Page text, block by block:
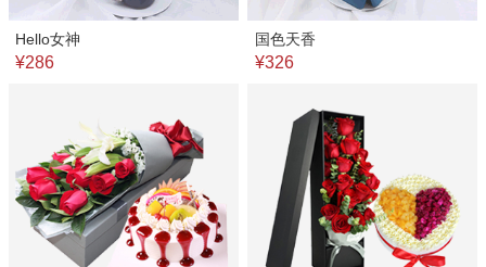
Hello女神
¥286
国色天香
¥326